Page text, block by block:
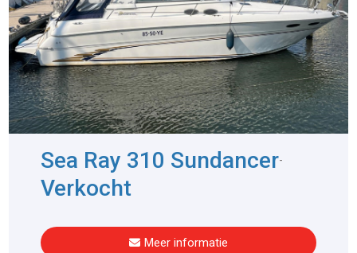
Sea Ray 310 Sundancer-
Verkocht
Meer informatie